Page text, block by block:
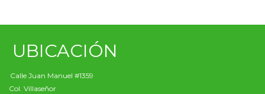
UBICACIÓN
Calle Juan Manuel #1359
Col. Villaseñor